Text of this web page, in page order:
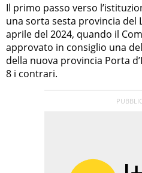
Il primo passo verso
una sorta sesta provincia del
aprile del 2024, quando il
approvato in consiglio una
della nuova provincia Porta
8 i contrari.